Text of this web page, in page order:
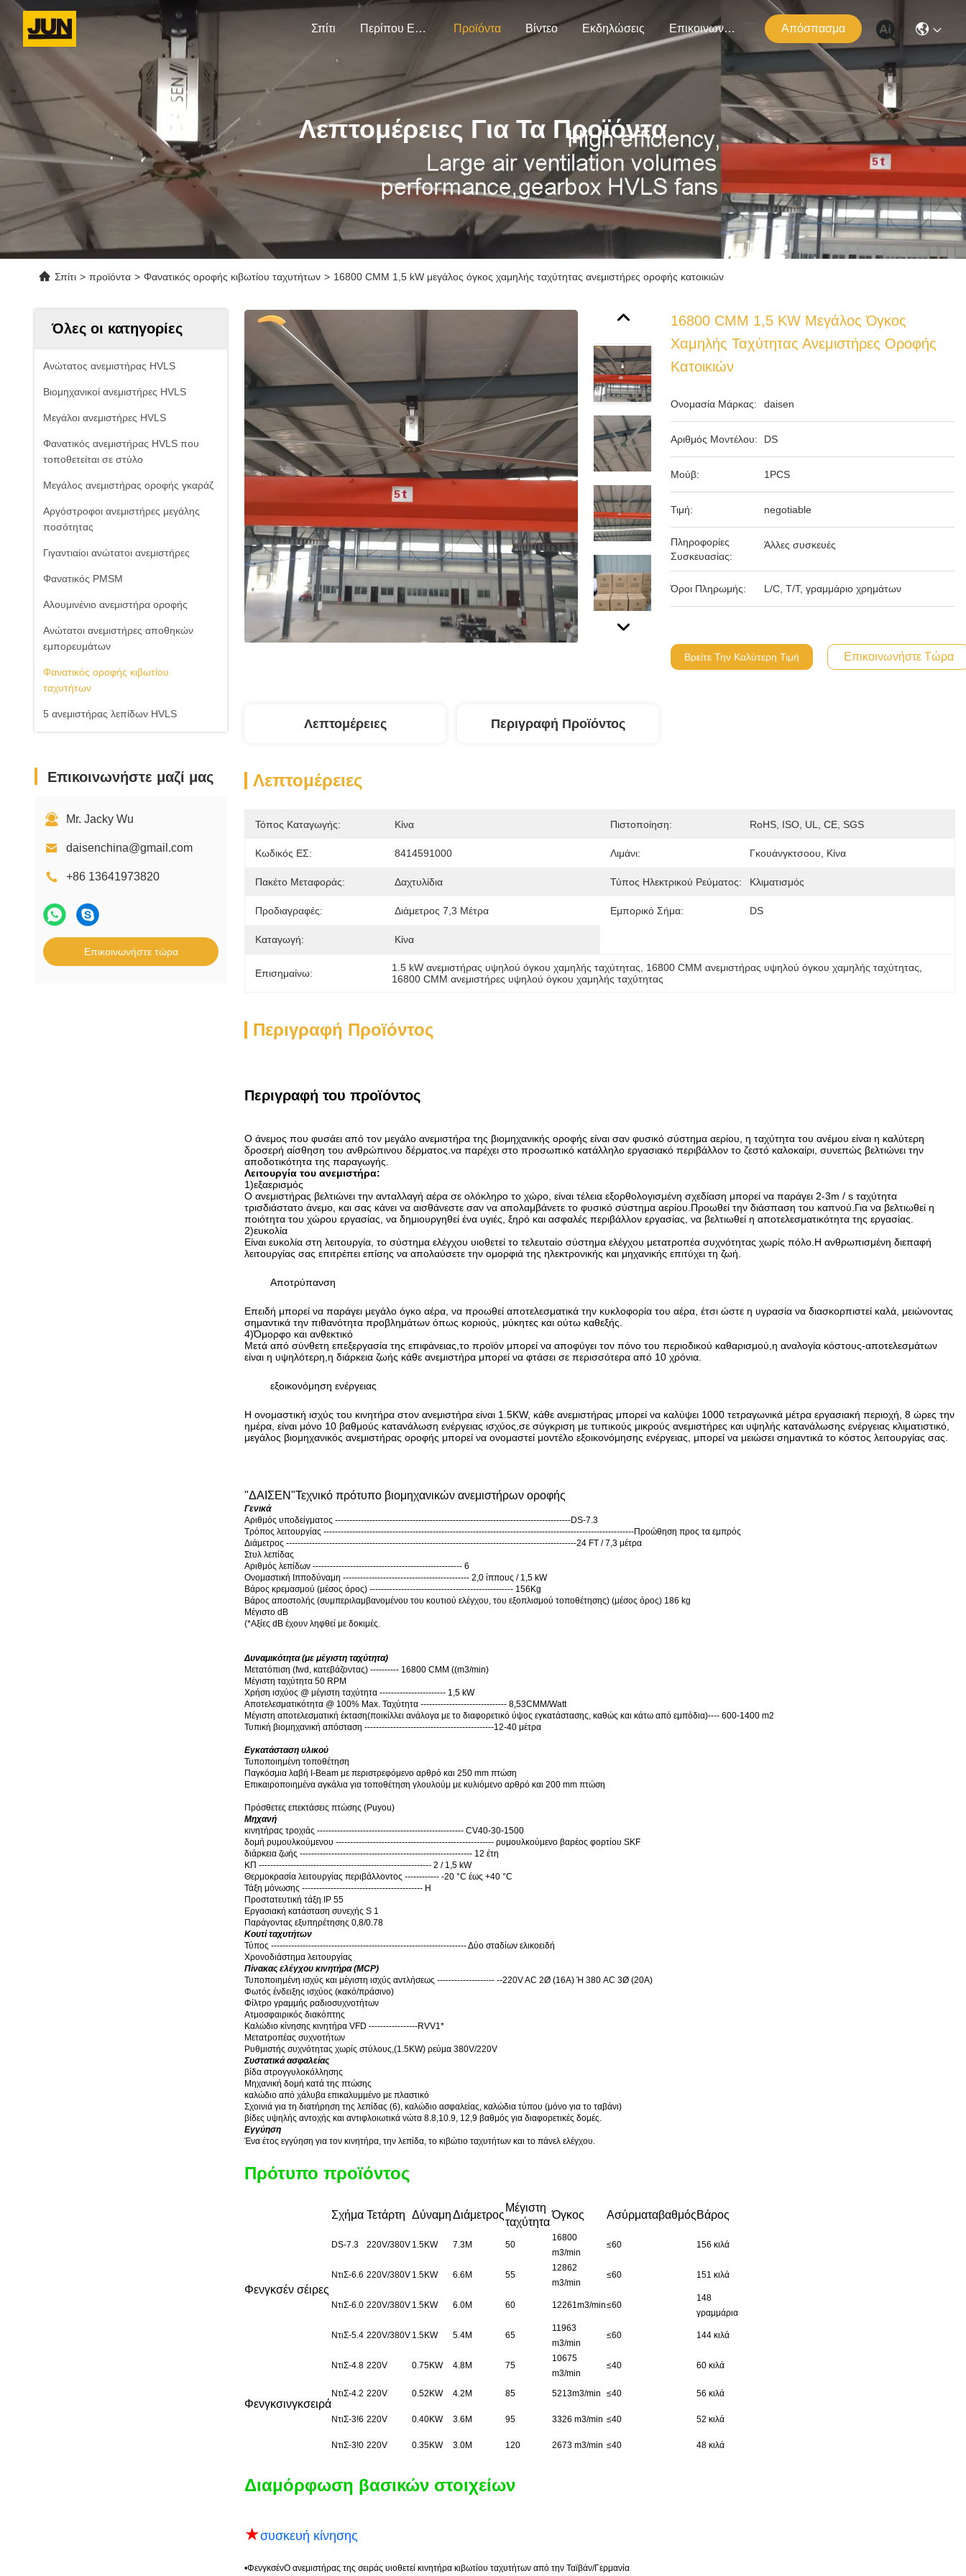
Σπίτι Περίπου Εμείς Προϊόντα Βίντεο Εκδηλώσεις Επικοινωνήστε Μαζί Μας Απόσπασμα
Λεπτομέρειες Για Τα Προϊόντα
Σπίτι > προϊόντα > Φανατικός οροφής κιβωτίου ταχυτήτων > 16800 CMM 1,5 kW μεγάλος όγκος χαμηλής ταχύτητας ανεμιστήρες οροφής κατοικιών
Όλες οι κατηγορίες
Ανώτατος ανεμιστήρας HVLS
Βιομηχανικοί ανεμιστήρες HVLS
Μεγάλοι ανεμιστήρες HVLS
Φανατικός ανεμιστήρας HVLS που
τοποθετείται σε στύλο
Μεγάλος ανεμιστήρας οροφής γκαράζ
Αργόστροφοι ανεμιστήρες μεγάλης
ποσότητας
Γιγαντιαίοι ανώτατοι ανεμιστήρες
Φανατικός PMSM
Αλουμινένιο ανεμιστήρα οροφής
Ανώτατοι ανεμιστήρες αποθηκών
εμπορευμάτων
Φανατικός οροφής κιβωτίου
ταχυτήτων
5 ανεμιστήρας λεπίδων HVLS
Επικοινωνήστε μαζί μας
Mr. Jacky Wu
daisenchina@gmail.com
+86 13641973820
Επικοινωνήστε τώρα
16800 CMM 1,5 KW Μεγάλος Όγκος
Χαμηλής Ταχύτητας Ανεμιστήρες Οροφής
Κατοικιών
Ονομασία Μάρκας: daisen
Αριθμός Μοντέλου: DS
Μούβ: 1PCS
Τιμή: negotiable
Πληροφορίες
Συσκευασίας:
Άλλες συσκευές
Όροι Πληρωμής: L/C, T/T, γραμμάριο χρημάτων
Βρείτε Την Καλύτερη Τιμή Επικοινωνήστε Τώρα
Λεπτομέρειες Περιγραφή Προϊόντος
Λεπτομέρειες
Τόπος Καταγωγής: Κίνα Πιστοποίηση: RoHS, ISO, UL, CE, SGS
Κωδικός ΕΣ: 8414591000 Λιμάνι: Γκουάνγκτσοου, Κίνα
Πακέτο Μεταφοράς: Δαχτυλίδια Τύπος Ηλεκτρικού Ρεύματος: Κλιματισμός
Προδιαγραφές: Διάμετρος 7,3 Μέτρα Εμπορικό Σήμα: DS
Καταγωγή: Κίνα
Επισημαίνω: 1.5 kW ανεμιστήρας υψηλού όγκου χαμηλής ταχύτητας 16800 CMM ανεμιστήρας υψηλού όγκου χαμηλής ταχύτητας
16800 CMM ανεμιστήρες υψηλού όγκου χαμηλής ταχύτητας
Περιγραφή Προϊόντος
Περιγραφή του προϊόντος
Ο άνεμος που φυσάει από τον μεγάλο ανεμιστήρα της βιομηχανικής οροφής είναι σαν φυσικό σύστημα αερίου, η ταχύτητα του ανέμου είναι η καλύτερη
δροσερή αίσθηση του ανθρώπινου δέρματος.να παρέχει στο προσωπικό κατάλληλο εργασιακό περιβάλλον το ζεστό καλοκαίρι, συνεπώς βελτιώνει την
αποδοτικότητα της παραγωγής.
Λειτουργία του ανεμιστήρα:
1)εξαερισμός
Ο ανεμιστήρας βελτιώνει την ανταλλαγή αέρα σε ολόκληρο το χώρο, είναι τέλεια εξορθολογισμένη σχεδίαση μπορεί να παράγει 2-3m / s ταχύτητα
τρισδιάστατο άνεμο, και σας κάνει να αισθάνεστε σαν να απολαμβάνετε το φυσικό σύστημα αερίου.Προωθεί την διάσπαση του καπνού.Για να βελτιωθεί η
ποιότητα του χώρου εργασίας, να δημιουργηθεί ένα υγιές, ξηρό και ασφαλές περιβάλλον εργασίας, να βελτιωθεί η αποτελεσματικότητα της εργασίας.
2)ευκολία
Είναι ευκολία στη λειτουργία, το σύστημα ελέγχου υιοθετεί το τελευταίο σύστημα ελέγχου μετατροπέα συχνότητας χωρίς πόλο.Η ανθρωπισμένη διεπαφή
λειτουργίας σας επιτρέπει επίσης να απολαύσετε την ομορφιά της ηλεκτρονικής και μηχανικής επιτύχει τη ζωή.
Αποτρύπανση
Επειδή μπορεί να παράγει μεγάλο όγκο αέρα, να προωθεί αποτελεσματικά την κυκλοφορία του αέρα, έτσι ώστε η υγρασία να διασκορπιστεί καλά, μειώνοντας
σημαντικά την πιθανότητα προβλημάτων όπως κοριούς, μύκητες και ούτω καθεξής.
4)Όμορφο και ανθεκτικό
Μετά από σύνθετη επεξεργασία της επιφάνειας,το προϊόν μπορεί να αποφύγει τον πόνο του περιοδικού καθαρισμού,η αναλογία κόστους-αποτελεσμάτων
είναι η υψηλότερη,η διάρκεια ζωής κάθε ανεμιστήρα μπορεί να φτάσει σε περισσότερα από 10 χρόνια.
εξοικονόμηση ενέργειας
Η ονομαστική ισχύς του κινητήρα στον ανεμιστήρα είναι 1.5KW, κάθε ανεμιστήρας μπορεί να καλύψει 1000 τετραγωνικά μέτρα εργασιακή περιοχή, 8 ώρες την
ημέρα, είναι μόνο 10 βαθμούς κατανάλωση ενέργειας ισχύος,σε σύγκριση με τυπικούς μικρούς ανεμιστήρες και υψηλής κατανάλωσης ενέργειας κλιματιστικό,
μεγάλος βιομηχανικός ανεμιστήρας οροφής μπορεί να ονομαστεί μοντέλο εξοικονόμησης ενέργειας, μπορεί να μειώσει σημαντικά το κόστος λειτουργίας σας.
"ΔΑΙΣΕΝ"Τεχνικό πρότυπο βιομηχανικών ανεμιστήρων οροφής
Γενικά
Αριθμός υποδείγματος ----------------------------------------------------------------------------------DS-7.3
Τρόπος λειτουργίας ------------------------------------------------------------------------------------------------------------Προώθηση προς τα εμπρός
Διάμετρος -----------------------------------------------------------------------------------------------------24 FT / 7,3 μέτρα
Στυλ λεπίδας
Αριθμός λεπίδων ---------------------------------------------------- 6
Ονομαστική Ιπποδύναμη -------------------------------------------- 2,0 ίππους / 1,5 kW
Βάρος κρεμασμού (μέσος όρος) -------------------------------------------------- 156Kg
Βάρος αποστολής (συμπεριλαμβανομένου του κουτιού ελέγχου, του εξοπλισμού τοποθέτησης) (μέσος όρος) 186 kg
Μέγιστο dB
(*Αξίες dB έχουν ληφθεί με δοκιμές.
Δυναμικότητα (με μέγιστη ταχύτητα)
Μετατόπιση (fwd, κατεβάζοντας) ---------- 16800 CMM ((m3/min)
Μέγιστη ταχύτητα 50 RPM
Χρήση ισχύος @ μέγιστη ταχύτητα ----------------------- 1,5 kW
Αποτελεσματικότητα @ 100% Max. Ταχύτητα ------------------------------ 8,53CMM/Watt
Μέγιστη αποτελεσματική έκταση(ποικίλλει ανάλογα με το διαφορετικό ύψος εγκατάστασης, καθώς και κάτω από εμπόδια)---- 600-1400 m2
Τυπική βιομηχανική απόσταση ---------------------------------------------12-40 μέτρα
Εγκατάσταση υλικού
Τυποποιημένη τοποθέτηση
Παγκόσμια λαβή I-Beam με περιστρεφόμενο αρθρό και 250 mm πτώση
Επικαιροποιημένα αγκάλια για τοποθέτηση γλουλούμ με κυλιόμενο αρθρό και 200 mm πτώση
Πρόσθετες επεκτάσεις πτώσης (Puyou)
Μηχανή
κινητήρας τροχιάς --------------------------------------------------- CV40-30-1500
δομή ρυμουλκούμενου ------------------------------------------------------- ρυμουλκούμενο βαρέος φορτίου SKF
διάρκεια ζωής ------------------------------------------------------------ 12 έτη
ΚΠ ------------------------------------------------------------ 2 / 1,5 kW
Θερμοκρασία λειτουργίας περιβάλλοντος ------------ -20 °C έως +40 °C
Τάξη μόνωσης ------------------------------------------ H
Προστατευτική τάξη IP 55
Εργασιακή κατάσταση συνεχής S 1
Παράγοντας εξυπηρέτησης 0,8/0.78
Κουτί ταχυτήτων
Τύπος -------------------------------------------------------------------- Δύο σταδίων ελικοειδή
Χρονοδιάστημα λειτουργίας
Πίνακας ελέγχου κινητήρα (MCP)
Τυποποιημένη ισχύς και μέγιστη ισχύς αντλήσεως -------------------- --220V AC 2Ø (16A) Ή 380 AC 3Ø (20A)
Φωτός ένδειξης ισχύος (κακό/πράσινο)
Φίλτρο γραμμής ραδιοσυχνοτήτων
Ατμοσφαιρικός διακόπτης
Καλώδιο κίνησης κινητήρα VFD -----------------RVV1*
Μετατροπέας συχνοτήτων
Ρυθμιστής συχνότητας χωρίς στύλους,(1.5KW) ρεύμα 380V/220V
Συστατικά ασφαλείας
βίδα στρογγυλοκόλλησης
Μηχανική δομή κατά της πτώσης
καλώδιο από χάλυβα επικαλυμμένο με πλαστικό
Σχοινιά για τη διατήρηση της λεπίδας (6), καλώδιο ασφαλείας, καλώδια τύπου (μόνο για το ταβάνι)
βίδες υψηλής αντοχής και αντιφλοιωτικά νώτα 8.8,10.9, 12,9 βαθμός για διαφορετικές δομές.
Εγγύηση
Ένα έτος εγγύηση για τον κινητήρα, την λεπίδα, το κιβώτιο ταχυτήτων και το πάνελ ελέγχου.
Πρότυπο προϊόντος
Σχήμα Τετάρτη ΔύναμηΔιάμετρος
Μέγιστη
ταχύτητα
Όγκος ΑσύρματαβαθμόςΒάρος
Φενγκσέν σέιρες
DS-7.3 220V/380V 1.5KW 7.3M 50
16800
m3/min
≤60 156 κιλά
ΝτιΣ-6.6 220V/380V 1.5KW 6.6M 55
12862
m3/min
≤60 151 κιλά
ΝτιΣ-6.0 220V/380V 1.5KW 6.0M 60 12261m3/min≤60
148
γραμμάρια
ΝτιΣ-5.4 220V/380V 1.5KW 5.4M 65
11963
m3/min
≤60 144 κιλά
Φενγκσινγκσειρά
ΝτιΣ-4.8 220V 0.75KW 4.8M 75
10675
m3/min
≤40 60 κιλά
ΝτιΣ-4.2 220V 0.52KW 4.2M 85 5213m3/min ≤40 56 κιλά
ΝτιΣ-3!6 220V 0.40KW 3.6M 95 3326 m3/min ≤40 52 κιλά
ΝτιΣ-3!0 220V 0.35KW 3.0M 120 2673 m3/min ≤40 48 κιλά
Διαμόρφωση βασικών στοιχείων
★συσκευή κίνησης
•ΦενγκσένΟ ανεμιστήρας της σειράς υιοθετεί κινητήρα κιβωτίου ταχυτήτων από την Ταϊβάν/Γερμανία